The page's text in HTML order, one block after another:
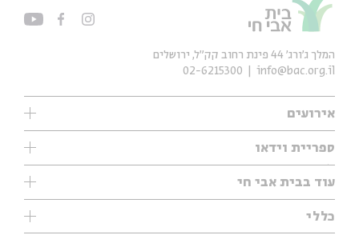
אירועים
עיון
אנגלית
נוער
ספריית וידאו
ילדים
מוזיקה
עיון
מיוחדים
עוד בבית אבי חי
תערוכות
מיוחדים
כללי
המלך ג'ורג' 44 פינת רחוב קק״ל, ירושלים
info@bac.org.il
02-6215300